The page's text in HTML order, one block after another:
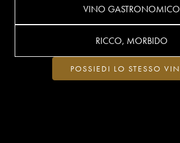
VINO GASTRONOMICO
RICCO, MORBIDO
POSSIEDI LO STESSO